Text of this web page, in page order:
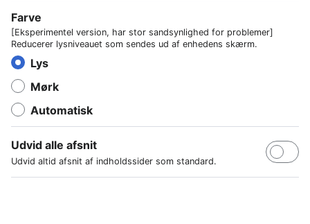
Farve
[Eksperimentel version, har stor sandsynlighed for problemer]
Reducerer lysniveauet som sendes ud af enhedens skærm.
Lys
Mørk
Automatisk
Udvid alle afsnit
Udvid altid afsnit af indholdssider som standard.